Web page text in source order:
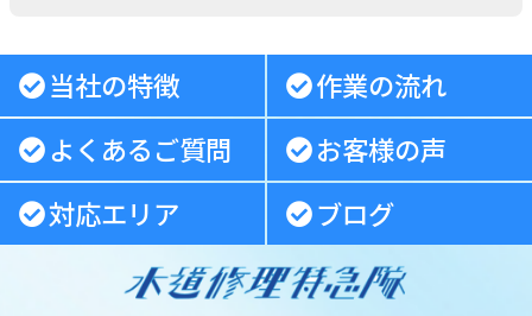
当社の特徴
作業の流れ
よくあるご質問
お客様の声
対応エリア
ブログ